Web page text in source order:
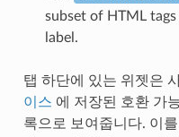
subset of HTML
label.
탭 하단에 있는 위젯은
이스 에 저장된 호환 가
록으로 보여줍니다. 이